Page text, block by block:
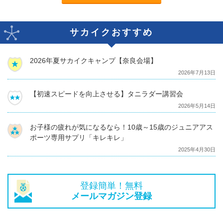
サカイクおすすめ
2026年夏サカイクキャンプ【奈良会場】
2026年7月13日
【初速スピードを向上させる】タニラダー講習会
2026年5月14日
お子様の疲れが気になるなら！10歳～15歳のジュニアアス
ポーツ専用サプリ「キレキレ」
2025年4月30日
登録簡単！無料
メールマガジン登録